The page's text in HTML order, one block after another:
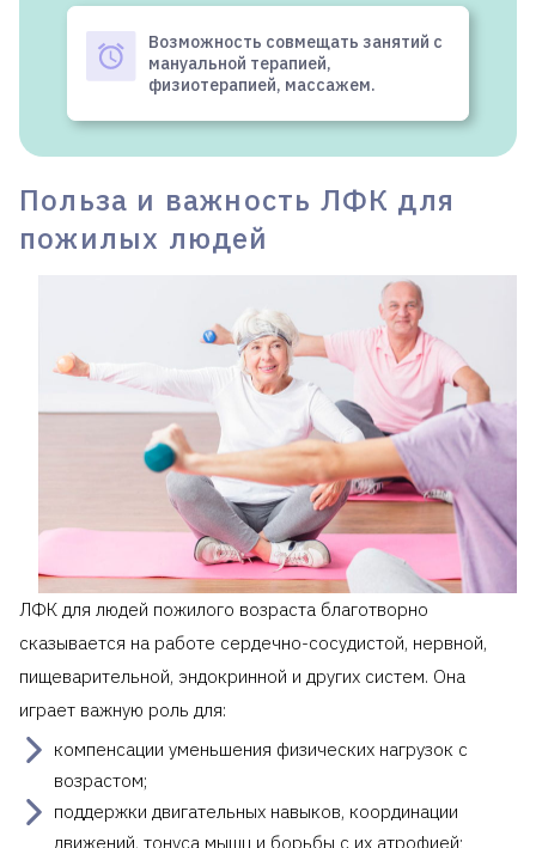
Возможность совмещать занятий с
мануальной терапией,
физиотерапией, массажем.
Польза и важность ЛФК для
пожилых людей
ЛФК для людей пожилого возраста благотворно
сказывается на работе сердечно-сосудистой, нервной,
пищеварительной, эндокринной и других систем. Она
играет важную роль для:
компенсации уменьшения физических нагрузок с
возрастом;
поддержки двигательных навыков, координации
движений, тонуса мышц и борьбы с их атрофией;